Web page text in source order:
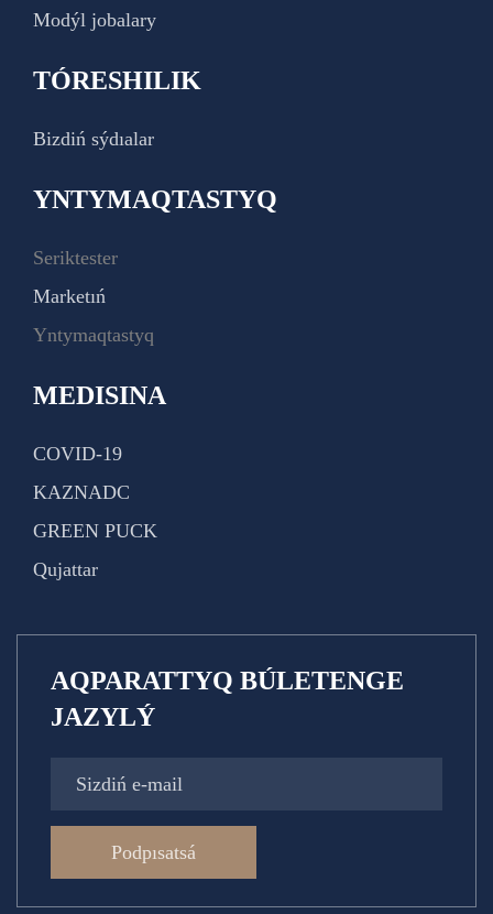
Modýl jobalary
TÓRESHILIK
Bizdiń sýdıalar
YNTYMAQTASTYQ
Seriktester
Marketıń
Yntymaqtastyq
MEDISINA
COVID-19
KAZNADC
GREEN PUCK
Qujattar
AQPARATTYQ BÚLETENGE
JAZYLÝ
Podpısatsá